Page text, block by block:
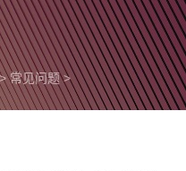
常见问题>